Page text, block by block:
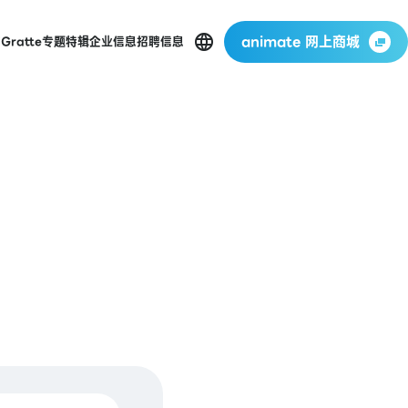
Gratte专题特辑企业信息招聘信息 animate 网上商城